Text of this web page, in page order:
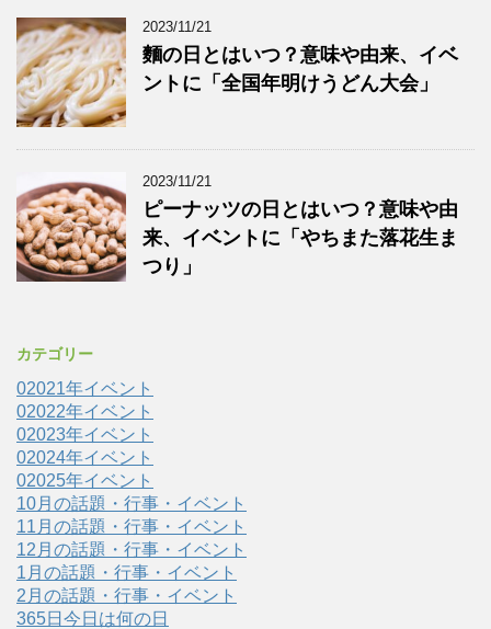
2023/11/21
麵の日とはいつ？意味や由来、イベ
ントに「全国年明けうどん大会」
2023/11/21
ピーナッツの日とはいつ？意味や由
来、イベントに「やちまた落花生ま
つり」
カテゴリー
02021年イベント
02022年イベント
02023年イベント
02024年イベント
02025年イベント
10月の話題・行事・イベント
11月の話題・行事・イベント
12月の話題・行事・イベント
1月の話題・行事・イベント
2月の話題・行事・イベント
365日今日は何の日